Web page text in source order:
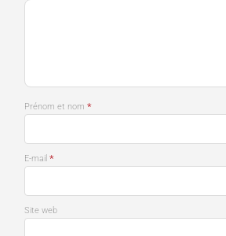
Prénom et nom *
E-mail *
Site web